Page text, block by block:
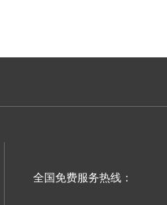
全国免费服务热线：